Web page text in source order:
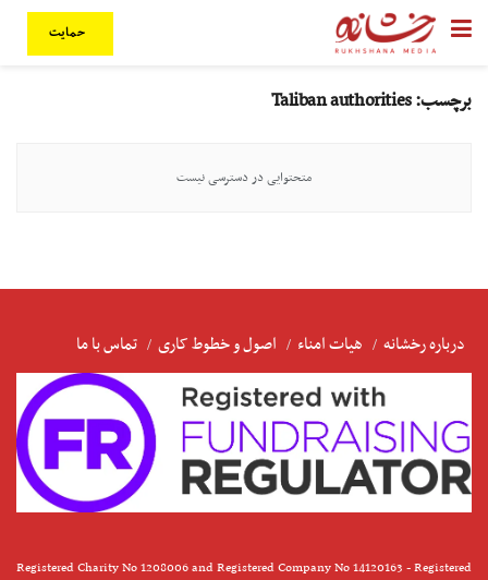
حمایت
برچسب:Taliban authorities
متحتوایی در دسترسی نیست
درباره رخشانه هیات امناء اصول و خطوط کاری تماس با ما
Registered Charity No 1208006 and Registered Company No 14120163 - Registered